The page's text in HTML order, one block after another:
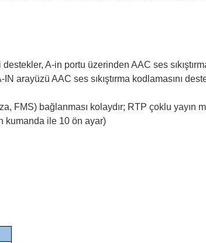
A-in portu üzerinden AAC ses
arayüzü AAC ses sıkıştırma kodlamasını
FMS) bağlanması kolaydır; RTP çoklu yayın
kumanda ile 10 ön ayar)